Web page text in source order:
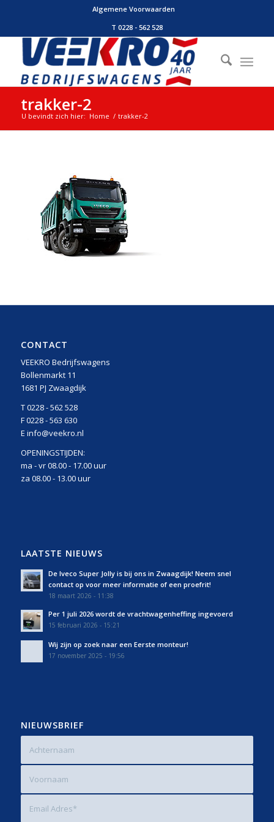
Algemene Voorwaarden
T 0228 - 562 528
trakker-2
U bevindt zich hier: Home / trakker-2
CONTACT
VEEKRO Bedrijfswagens
Bollenmarkt 11
1681 PJ Zwaagdijk
T 0228 - 562 528
F 0228 - 563 630
E info@veekro.nl
OPENINGSTIJDEN:
ma - vr 08.00 - 17.00 uur
za 08.00 - 13.00 uur
LAATSTE NIEUWS
De Iveco Super Jolly is bij ons in Zwaagdijk! Neem snel
contact op voor meer informatie of een proefrit!
18 maart 2026 - 11:38
Per 1 juli 2026 wordt de vrachtwagenheffing ingevoerd
15 februari 2026 - 15:21
Wij zijn op zoek naar een Eerste monteur!
17 november 2025 - 19:56
NIEUWSBRIEF